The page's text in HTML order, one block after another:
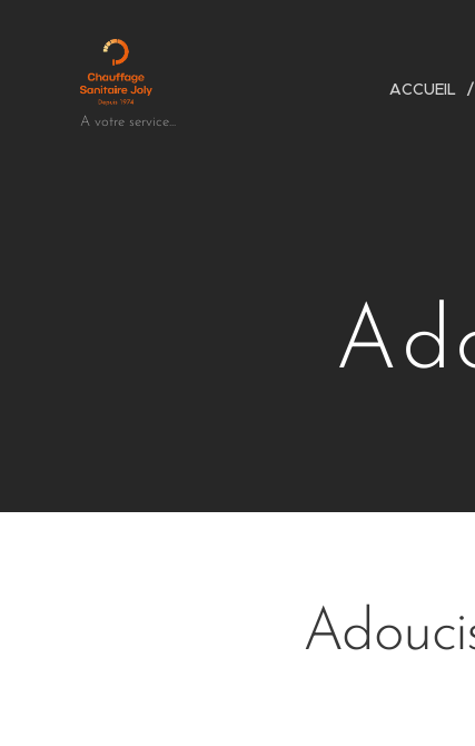
A votre service...
ACCUEIL